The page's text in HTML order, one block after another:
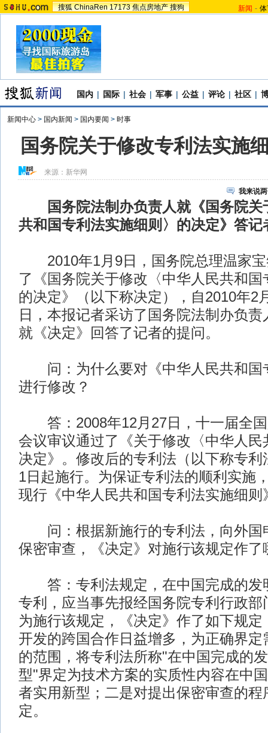
搜狐 ChinaRen 17173 焦点房地产 搜狗 新闻 -
国内 | 国际 | 社会 | 军事 | 公益 | 评论 | 社区 |
新闻中心 > 国内新闻 > 国内要闻 > 时事
国务院关于修改专利法实施
来源： 新华网
我来说
国务院法制办负责人就《国务院
共和国专利法实施细则〉的决定》答记
2010年1月9日，国务院总理温家宝
了《国务院关于修改〈中华人民共和
的决定》（以下称决定），自2010年2
日，本报记者采访了国务院法制办负
就《决定》回答了记者的提问。
问：为什么要对《中华人民共和国
进行修改？
答：2008年12月27日，十一届全国
会议审议通过了《关于修改〈中华人民
决定》。修改后的专利法（以下称专利
1日起施行。为保证专利法的顺利实施
现行《中华人民共和国专利法实施细则
问：根据新施行的专利法，向外国
保密审查，《决定》对施行该规定作了
答：专利法规定，在中国完成的发
专利，应当事先报经国务院专利行政部
为施行该规定，《决定》作了如下规
开发的跨国合作日益增多，为正确界定
的范围，将专利法所称"在中国完成的
型"界定为技术方案的实质性内容在中
者实用新型；二是对提出保密审查的程
定。